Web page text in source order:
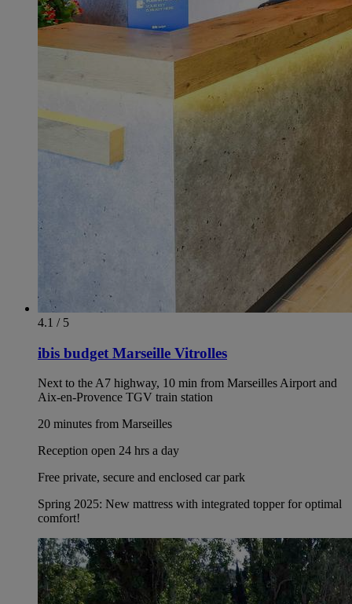
4.1 / 5
ibis budget Marseille Vitrolles
Next to the A7 highway, 10 min from Marseilles Airport and
Aix-en-Provence TGV train station
20 minutes from Marseilles
Reception open 24 hrs a day
Free private, secure and enclosed car park
Spring 2025: New mattress with integrated topper for optimal
comfort!